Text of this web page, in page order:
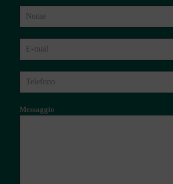
Messaggio